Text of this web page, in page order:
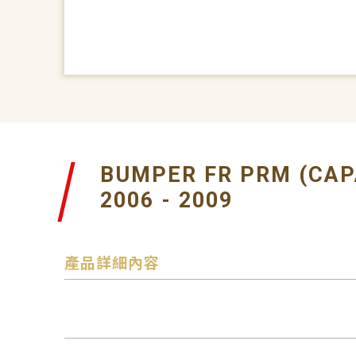
BUMPER FR PRM
2006 - 2009
產品詳細內容